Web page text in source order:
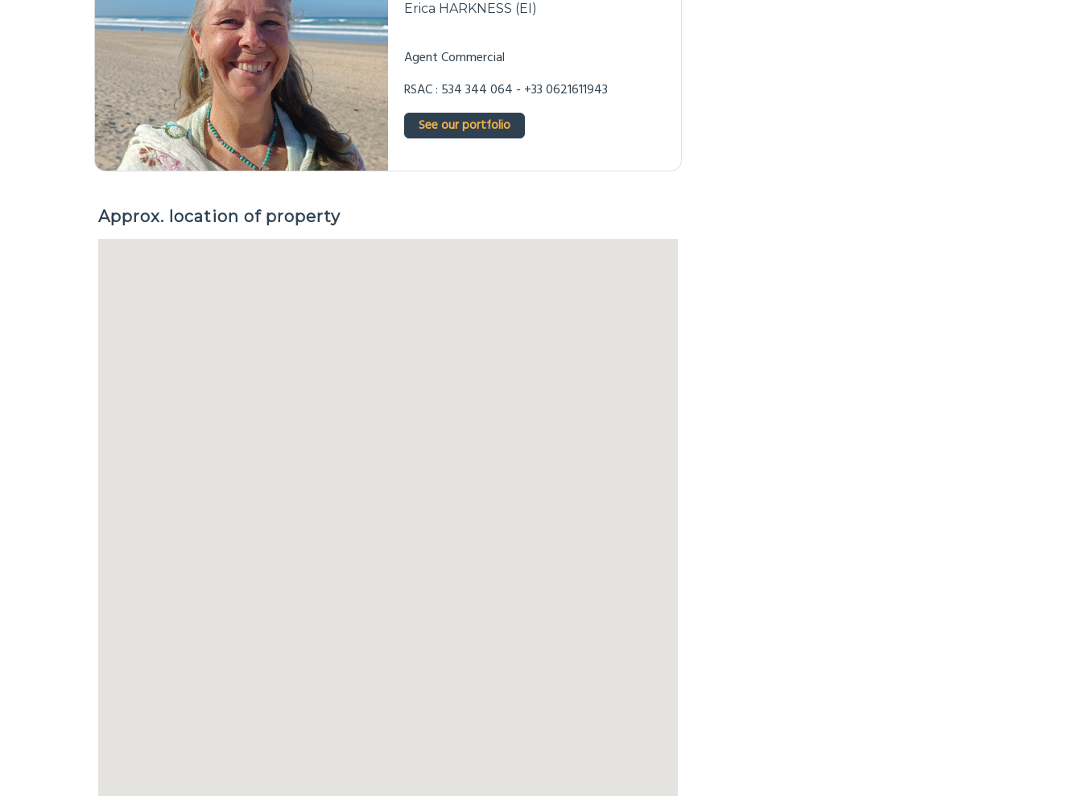
Erica HARKNESS (EI)
Agent Commercial
RSAC : 534 344 064 - +33 0621611943
See our portfolio
Approx. location of property